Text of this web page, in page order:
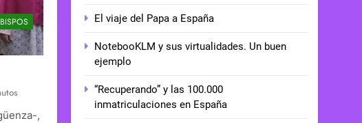
,
El viaje del Papa a España
NotebooKLM y sus virtualidades. Un buen
ejemplo
“Recuperando” y las 100.000
inmatriculaciones en España